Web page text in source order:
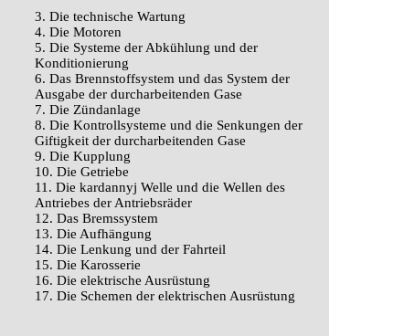
3. Die technische Wartung
4. Die Motoren
5. Die Systeme der Abkühlung und der
Konditionierung
6. Das Brennstoffsystem und das System der
Ausgabe der durcharbeitenden Gase
7. Die Zündanlage
8. Die Kontrollsysteme und die Senkungen der
Giftigkeit der durcharbeitenden Gase
9. Die Kupplung
10. Die Getriebe
11. Die kardannyj Welle und die Wellen des
Antriebes der Antriebsräder
12. Das Bremssystem
13. Die Aufhängung
14. Die Lenkung und der Fahrteil
15. Die Karosserie
16. Die elektrische Ausrüstung
17. Die Schemen der elektrischen Ausrüstung